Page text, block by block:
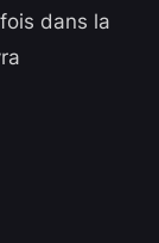
dans la